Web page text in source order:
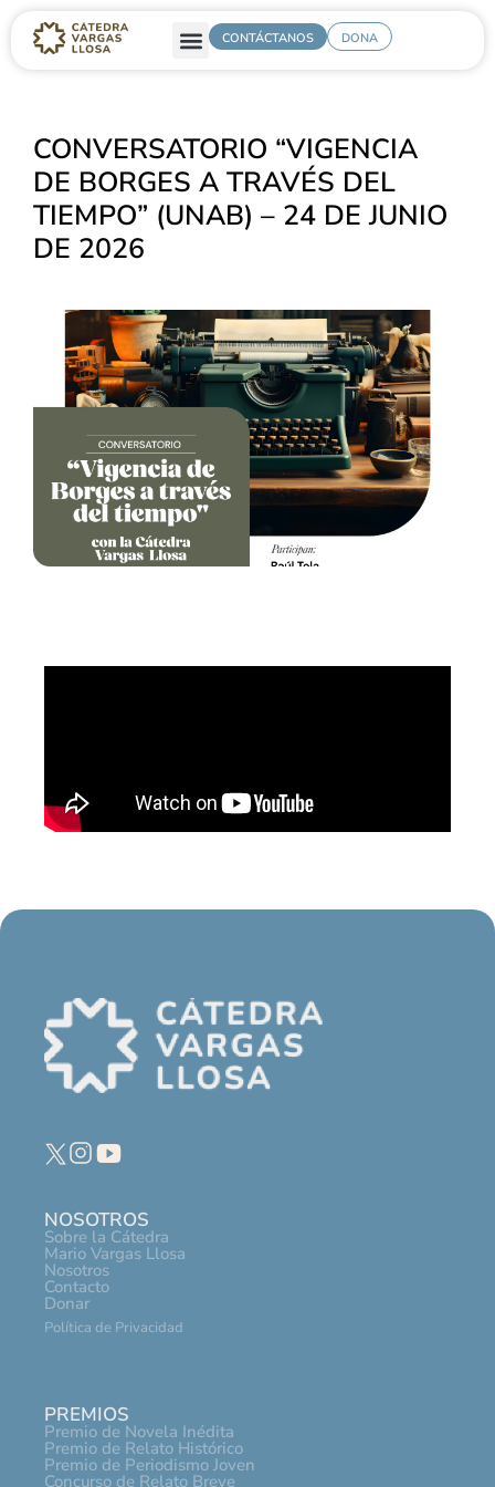
CONTÁCTANOS DONA
CONVERSATORIO “VIGENCIA
DE BORGES A TRAVÉS DEL
TIEMPO” (UNAB) – 24 DE JUNIO
DE 2026
NOSOTROS
Sobre la Cátedra
Mario Vargas Llosa
Nosotros
Contacto
Donar
Política de Privacidad
PREMIOS
Premio de Novela Inédita
Premio de Relato Histórico
Premio de Periodismo Joven
Concurso de Relato Breve